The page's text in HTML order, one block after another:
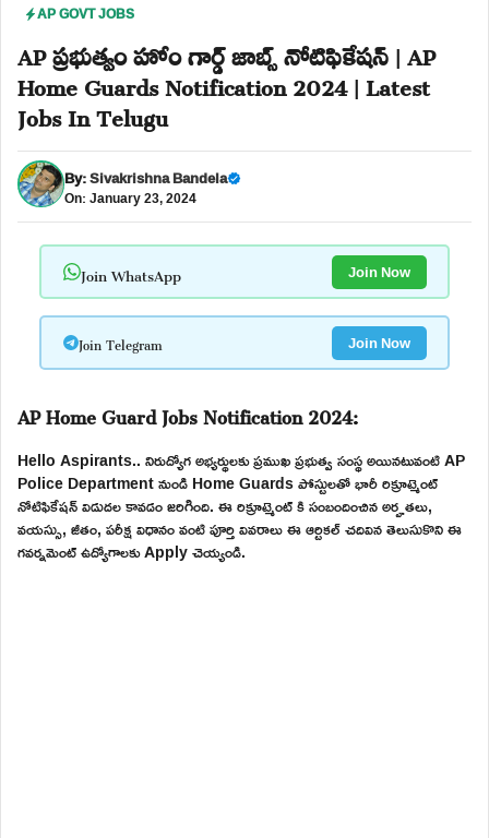
AP GOVT JOBS
AP ప్రభుత్వం హోం గార్డ్ జాబ్స్ నోటిఫికేషన్ | AP
Home Guards Notification 2024 | Latest
Jobs In Telugu
By:Sivakrishna Bandela
On: January 23, 2024
Join WhatsApp Join Now
Join Telegram Join Now
AP Home Guard Jobs Notification 2024:
Hello Aspirants.. నిరుద్యోగ అభ్యర్థులకు ప్రముఖ ప్రభుత్వ సంస్థ అయినటువంటి AP
Police Department నుండి Home Guards పోస్టులతో భారీ రిక్రూట్మెంట్
నోటిఫికేషన్ విడుదల కావడం జరిగింది. ఈ రిక్రూట్మెంట్ కి సంబందించిన అర్హతలు,
వయస్సు, జీతం, పరీక్ష విధానం వంటి పూర్తి వివరాలు ఈ ఆర్టికల్ చదివిన తెలుసుకొని ఈ
గవర్నమెంట్ ఉద్యోగాలకు Apply చెయ్యండి.